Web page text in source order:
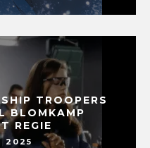
TROOPERS
BLOMKAMP
REGIE
2025